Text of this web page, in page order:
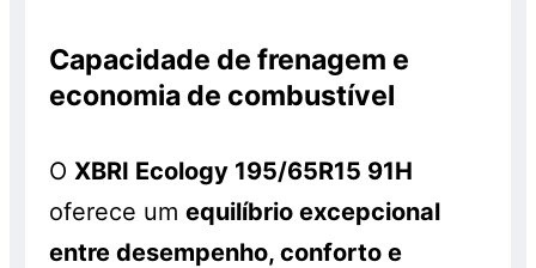
Capacidade de frenagem e
economia de combustível
OXBRI Ecology 195/65R15 91H
oferece umequilíbrio excepcional
entre desempenho, conforto e